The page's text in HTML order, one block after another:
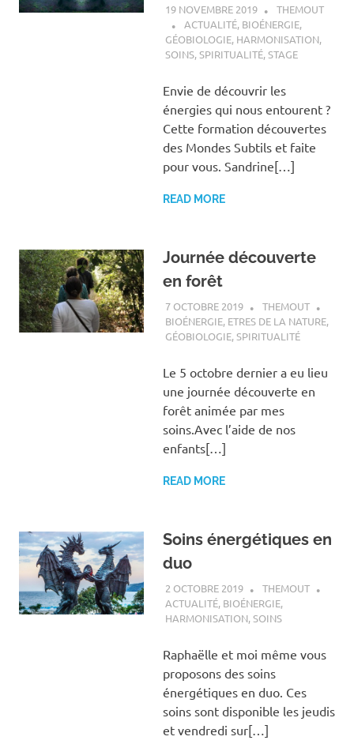
19 NOVEMBRE 2019
THEMOUT
ACTUALITÉ, BIOÉNERGIE,
GÉOBIOLOGIE, HARMONISATION,
SOINS,SPIRITUALITÉ,STAGE
Envie de découvrir les
énergies qui nous entourent ?
Cette formation découvertes
des Mondes Subtils et faite
pour vous. Sandrine[…]
READ MORE
Journée découverte
en forêt
7 OCTOBRE 2019
THEMOUT
BIOÉNERGIE, ETRES DE LA NATURE,
GÉOBIOLOGIE,SPIRITUALITÉ
Le 5 octobre dernier a eu lieu
une journée découverte en
forêt animée par mes
soins.Avec l’aide de nos
enfants[…]
READ MORE
Soins énergétiques en
duo
2 OCTOBRE 2019
THEMOUT
ACTUALITÉ, BIOÉNERGIE,
HARMONISATION,SOINS
Raphaëlle et moi même vous
proposons des soins
énergétiques en duo. Ces
soins sont disponible les jeudis
et vendredi sur[…]